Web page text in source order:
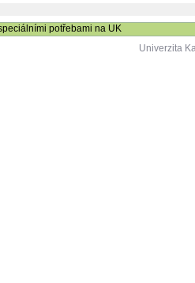
potřebami na UK
Univerzita